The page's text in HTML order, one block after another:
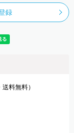
録
料無料）